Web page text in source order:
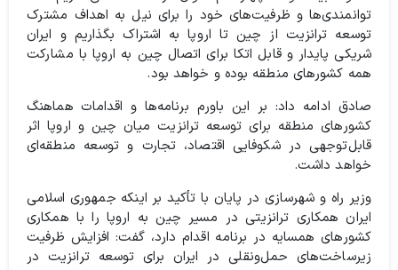
توانمندی‌ها و ظرفیت‌های خود را برای نیل به اهداف مشترک
توسعه ترانزیت از چین تا اروپا به اشتراک بگذاریم و ایران
شریکی پایدار و قابل اتکا برای اتصال چین به اروپا با مشارکت
همه کشورهای منطقه بوده و خواهد بود.
صادق ادامه داد: بر این باورم برنامه‌ها و اقدامات هماهنگ
کشورهای منطقه برای توسعه ترانزیت میان چین و اروپا اثر
قابل‌توجهی در شکوفایی اقتصاد، تجارت و توسعه منطقه‌ای
خواهد داشت.
وزیر راه و شهرسازی در پایان با تأکید بر اینکه جمهوری اسلامی
ایران همکاری ترانزیتی در مسیر چین به اروپا را با همکاری
کشورهای همسایه در برنامه اقدام دارد، گفت: افزایش ظرفیت
زیرساخت‌های حمل‌ونقلی در ایران برای توسعه ترانزیت در